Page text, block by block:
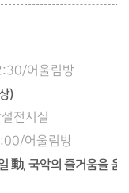
어울림방
)
전시실
어울림방
動, 국악의 즐거움을 움